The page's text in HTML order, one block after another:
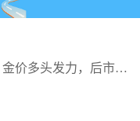
金价多头发力，后市有